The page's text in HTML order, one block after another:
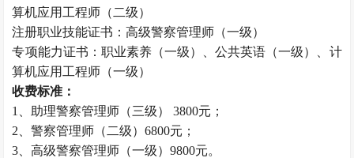
算机应用工程师（二级）
注册职业技能证书：高级警察管理师（一级）
专项能力证书：职业素养（一级）、公共英语（一级）、计
算机应用工程师（一级）
收费标准：
1、助理警察管理师（三级） 3800元；
2、警察管理师（二级）6800元；
3、高级警察管理师（一级）9800元。